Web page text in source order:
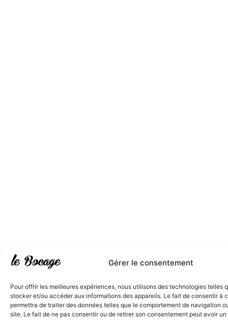
Gérer le consentement
Pour offrir les meilleures expériences, nous utilisons des technologies telles
stocker et/ou accéder aux informations des appareils. Le fait de consentir à
permettra de traiter des données telles que le comportement de navigation
site. Le fait de ne pas consentir ou de retirer son consentement peut avoir